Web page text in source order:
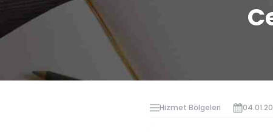
Hizmet Bölgeleri